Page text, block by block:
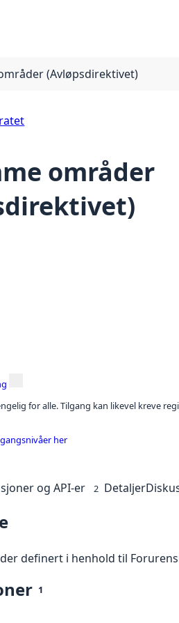
(Avløpsdirektivet)
områder
for alle. Tilgang kan likevel kreve
her
og API-er 2 Detaljer
definert i henhold til
1